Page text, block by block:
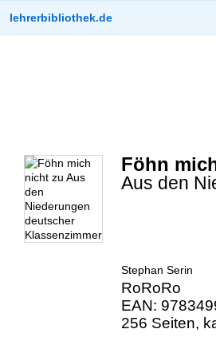
lehrerbibliothek.de
Föhn
Aus den
Stephan Serin
RoRoRo
EAN:
256 Seiten,